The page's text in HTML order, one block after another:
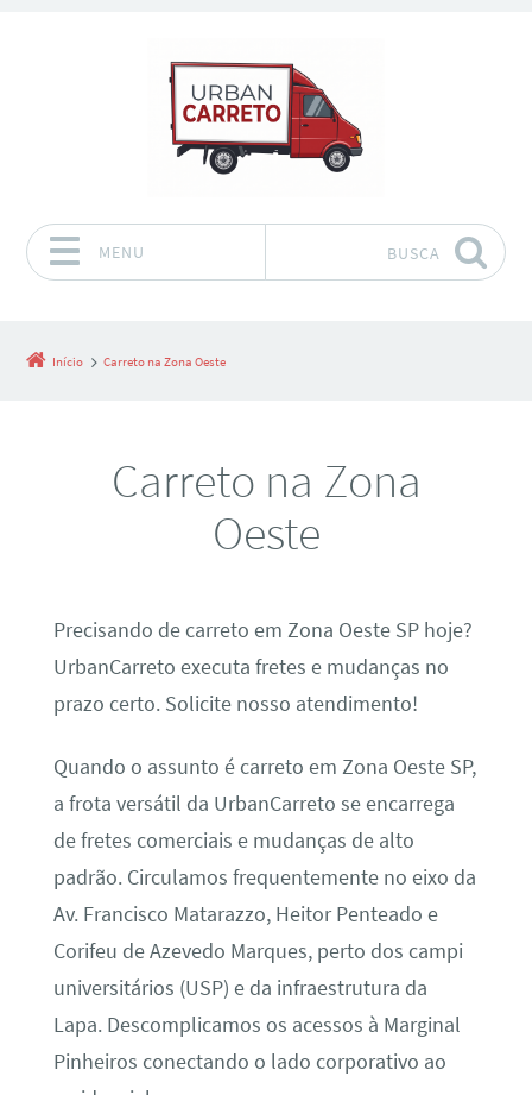
MENU BUSCA
Início Carreto na Zona Oeste
Carreto na Zona
Oeste
Precisando de carreto em Zona Oeste SP hoje?
UrbanCarreto executa fretes e mudanças no
prazo certo. Solicite nosso atendimento!
Quando o assunto é carreto em Zona Oeste SP,
a frota versátil da UrbanCarreto se encarrega
de fretes comerciais e mudanças de alto
padrão. Circulamos frequentemente no eixo da
Av. Francisco Matarazzo, Heitor Penteado e
Corifeu de Azevedo Marques, perto dos campi
universitários (USP) e da infraestrutura da
Lapa. Descomplicamos os acessos à Marginal
Pinheiros conectando o lado corporativo ao